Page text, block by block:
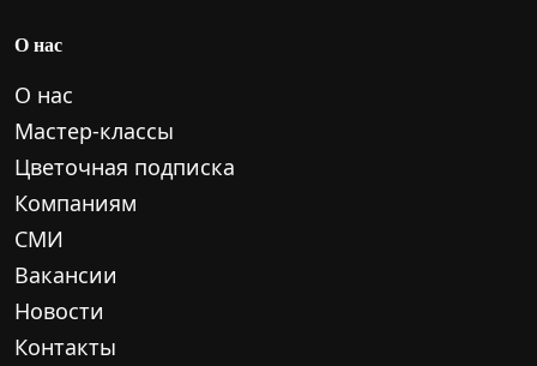
О нас
О нас
Мастер-классы
Цветочная подписка
Компаниям
СМИ
Вакансии
Новости
Контакты